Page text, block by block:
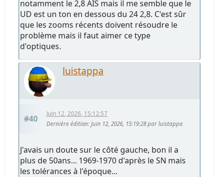
notamment le 2,8 AIS mais il me semble que le
UD est un ton en dessous du 24 2,8. C'est sûr
que les zooms récents doivent résoudre le
problème mais il faut aimer ce type
d'optiques.
luistappa
#40
Juin 12, 2026, 15:12:57
Dernière édition: Juin 12, 2026, 15:19:28 par luistappa
J'avais un doute sur le côté gauche, bon il a
plus de 50ans... 1969-1970 d'après le SN mais
les tolérances à l'époque...